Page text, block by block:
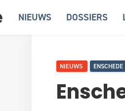
NIEUWS DOSSIERS
NIEUWS ENSCHEDE